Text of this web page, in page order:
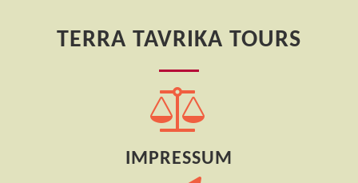
TERRA TAVRIKA TOURS
IMPRESSUM